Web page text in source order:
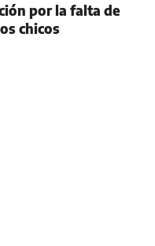
por la falta de
chicos